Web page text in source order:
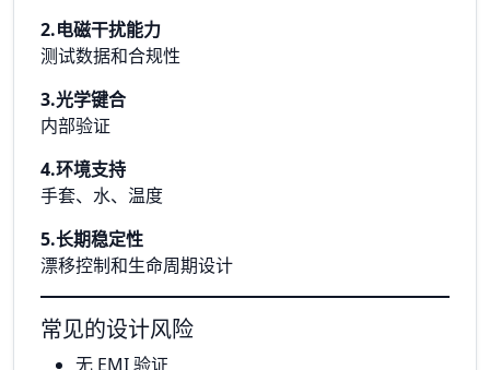
2.电磁干扰能力
测试数据和合规性
3.光学键合
内部验证
4.环境支持
手套、水、温度
5.长期稳定性
漂移控制和生命周期设计
常见的设计风险
无 EMI 验证